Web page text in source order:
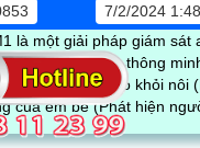
7/2/2024
là một giải pháp giám sát
những tính năng thông
hiện em bé trèo khỏi nôi
của em bé (Phát hiện